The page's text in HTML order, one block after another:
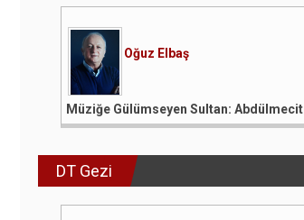
Oğuz Elbaş
Müziğe Gülümseyen Sultan: Abdülmecit
DT Gezi